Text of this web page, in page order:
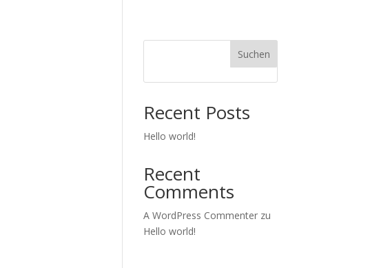
Suchen
Recent Posts
Hello world!
Recent
Comments
A WordPress Commenter zu
Hello world!